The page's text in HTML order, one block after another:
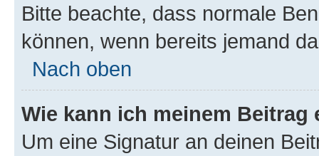
Bitte beachte, dass normale
können, wenn bereits jemand
Nach oben
Wie kann ich meinem
Um eine Signatur an deinen